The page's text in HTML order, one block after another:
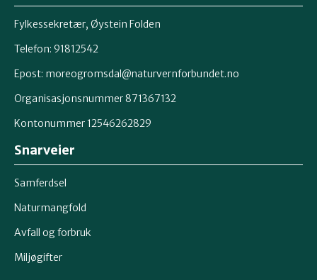
Fylkessekretær, Øystein Folden
Telefon: 91812542
Epost: moreogromsdal@naturvernforbundet.no
Organisasjonsnummer 871367132
Kontonummer 12546262829
Snarveier
Samferdsel
Naturmangfold
Avfall og forbruk
Miljøgifter